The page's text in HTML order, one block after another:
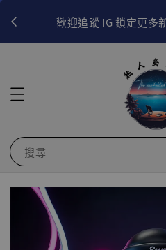
歡迎追蹤 IG 鎖定更多
搜尋